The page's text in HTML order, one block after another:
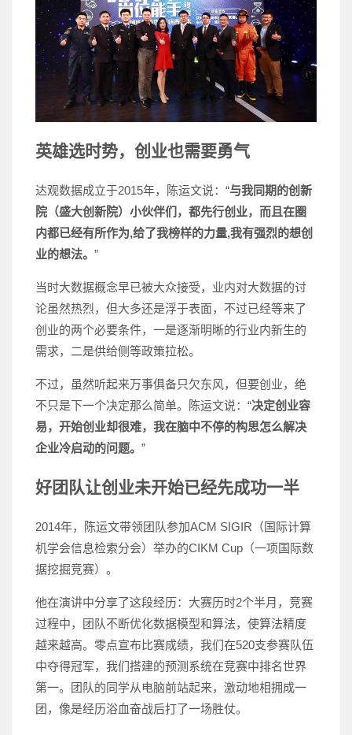
英雄选时势，创业也需要勇气
达观数据成立于2015年，陈运文说：“与我同期的创新
院（盛大创新院）小伙伴们，都先行创业，而且在圈
内都已经有所作为,给了我榜样的力量,我有强烈的想创
业的想法。 ”
当时大数据概念早已被大众接受，业内对大数据的讨
论虽然热烈，但大多还是浮于表面，不过已经等来了
创业的两个必要条件，一是逐渐明晰的行业内新生的
需求，二是供给侧等政策拉松。
不过，虽然听起来万事俱备只欠东风，但要创业，绝
不只是下一个决定那么简单。陈运文说：“决定创业容
易，开始创业却很难，我在脑中不停的构思怎么解决
企业冷启动的问题。 ”
好团队让创业未开始已经先成功一半
2014年，陈运文带领团队参加ACM SIGIR（国际计算
机学会信息检索分会）举办的CIKM Cup（一项国际数
据挖掘竞赛）。
他在演讲中分享了这段经历：大赛历时2个半月，竞赛
过程中，团队不断优化数据模型和算法，使算法精度
越来越高。零点宣布比赛成绩，我们在520支参赛队伍
中夺得冠军，我们搭建的预测系统在竞赛中排名世界
第一。团队的同学从电脑前站起来，激动地相拥成一
团，像是经历浴血奋战后打了一场胜仗。